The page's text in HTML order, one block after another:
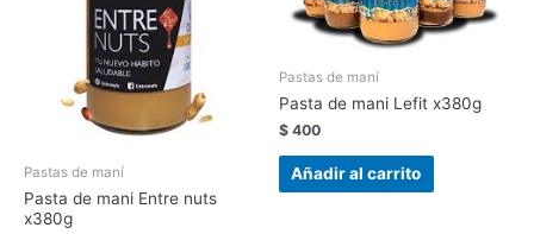
Pastas de maní
Pasta de mani Entre nuts
x380g
Pastas de maní
Pasta de mani Lefit x380g
$ 400
Añadir al carrito